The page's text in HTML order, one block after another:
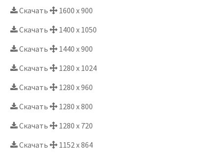
Скачать
1600 x 900
Скачать
1400 x 1050
Скачать
1440 x 900
Скачать
1280 x 1024
Скачать
1280 x 960
Скачать
1280 x 800
Скачать
1280 x 720
Скачать
1152 x 864